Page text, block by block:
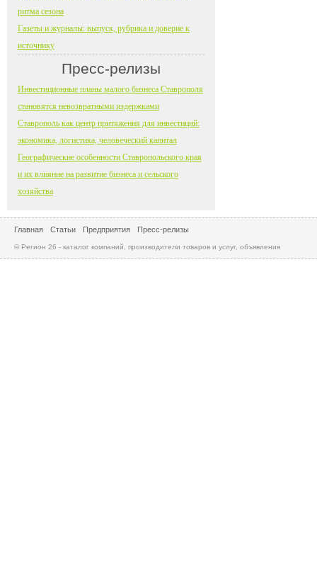
ритма сезона
Газеты и журналы: выпуск, рубрика и доверие к
источнику
Пресс-релизы
Инвестиционные планы малого бизнеса Ставрополя
становятся невозвратными издержками
Ставрополь как центр притяжения для инвестиций:
экономика, логистика, человеческий капитал
Географические особенности Ставропольского края
и их влияние на развитие бизнеса и сельского
хозяйства
Главная Статьи Предприятия Пресс-релизы
© Регион 26 - каталог компаний, производители товаров и услуг, объявления